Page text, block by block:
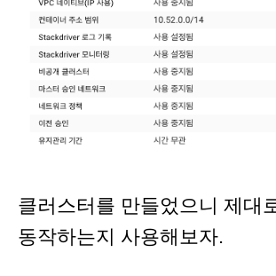
클러스터를 만들었으니 제대
동작하는지 사용해보자.